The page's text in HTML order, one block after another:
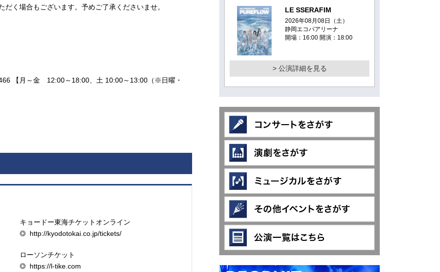
だく場合もございます。予めご了承くださいませ。
【月～金 12:00～18:00、土 10:00～13:00（※日曜・
キョードー東海チケットオンライン
http://kyodotokai.co.jp/tickets/
ローソンチケット
https://l-tike.com
LE SSERAFIM
2026年08月08日（土）
静岡エコパアリーナ
開場：16:00 開演：18:00
> 公演詳細を見る